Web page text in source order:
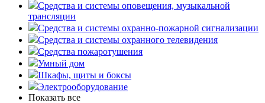
Средства и системы оповещения, музыкальной
трансляции
Средства и системы охранно-пожарной сигнализации
Средства и системы охранного телевидения
Средства пожаротушения
Умный дом
Шкафы, щиты и боксы
Электрооборудование
Показать все